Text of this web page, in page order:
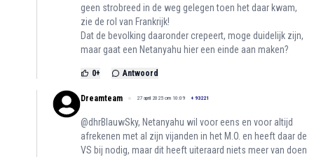
geen strobreed in de weg gelegen toen het daar kwam,
zie de rol van Frankrijk!
Dat de bevolking daaronder crepeert, moge duidelijk zijn,
maar gaat een Netanyahu hier een einde aan maken?
0+ Antwoord
Dreamteam 27 april 2025 om 10:09 + 93221
@dhrBlauwSky, Netanyahu wil voor eens en voor altijd
afrekenen met al zijn vijanden in het M.O. en heeft daar de
VS bij nodig, maar dit heeft uiteraard niets meer van doen